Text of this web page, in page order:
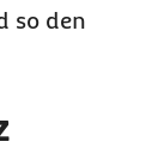
so den